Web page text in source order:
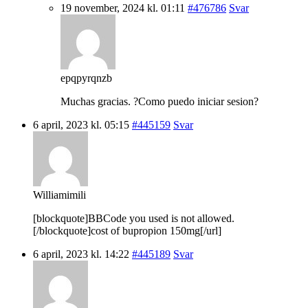
19 november, 2024 kl. 01:11 #476786 Svar
epqpyrqnzb
Muchas gracias. ?Como puedo iniciar sesion?
6 april, 2023 kl. 05:15 #445159 Svar
Williamimili
[blockquote]BBCode you used is not allowed.
[/blockquote]cost of bupropion 150mg[/url]
6 april, 2023 kl. 14:22 #445189 Svar